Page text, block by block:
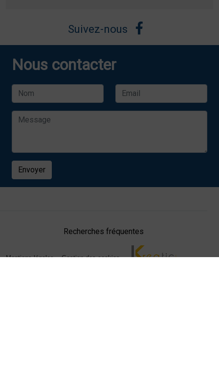
Suivez-nous
Nous contacter
Envoyer
Recherches fréquentes
Mentions légales Gestion des cookies